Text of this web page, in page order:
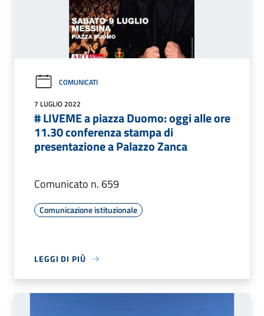
COMUNICATI
7 LUGLIO 2022
# LIVEME a piazza Duomo: oggi alle ore
11.30 conferenza stampa di
presentazione a Palazzo Zanca
Comunicato n. 659
Comunicazione istituzionale
LEGGI DI PIÙ